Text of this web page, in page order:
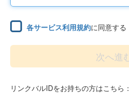
各サービス利用規約に同意する
リンクバルIDをお持ちの方はこちら：